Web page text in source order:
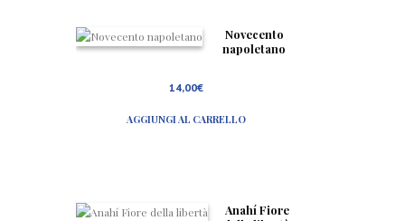
Novecento
napoletano
14,00€
AGGIUNGI AL CARRELLO
Anahí Fiore